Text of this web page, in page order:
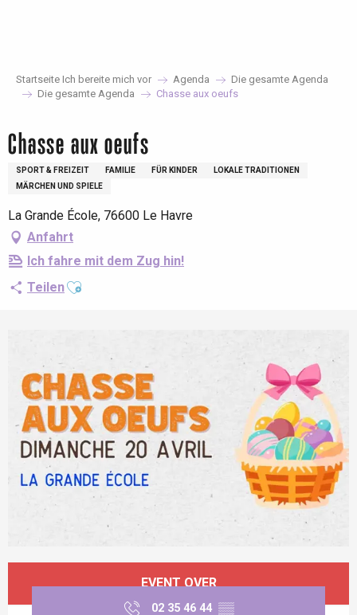
Startseite Ich bereite mich vor Agenda
Die gesamte Agenda
Die gesamte Agenda
Chasse aux oeufs
Chasse aux oeufs
SPORT & FREIZEIT FAMILIE FÜR KINDER
LOKALE TRADITIONEN
MÄRCHEN UND SPIELE
La Grande École, 76600 Le Havre
Anfahrt
Ich fahre mit dem Zug hin!
TeilenAjouter aux favoris
EVENT OVER
02 35 46 44 ▒▒